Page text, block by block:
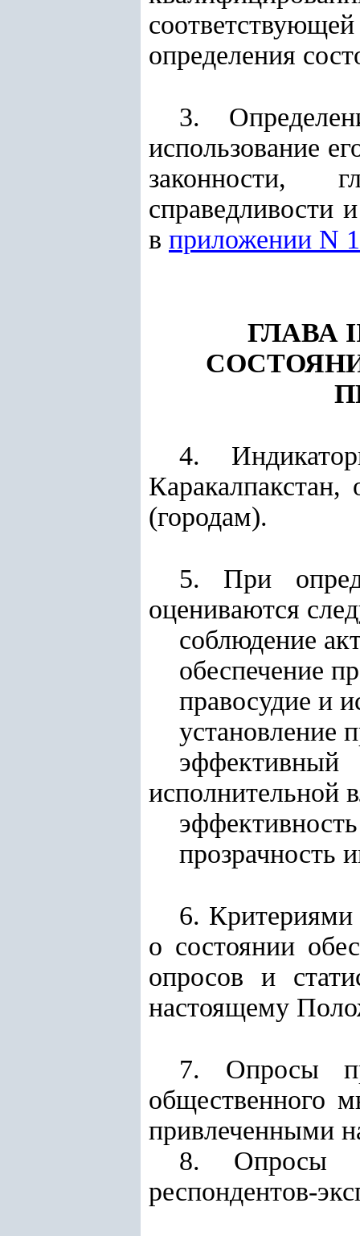
определения
3.
использование
законности,
справедливости
в приложении N 1
ГЛАВА
4.
(городам).
5. При
оцениваются
соблюдение
обеспечение
правосудие и
установление
исполнительной
прозрачность
6.
о состоянии
опросов и
настоящему
7. Опросы
общественного
привлеченными
8. Опросы
респондентов-